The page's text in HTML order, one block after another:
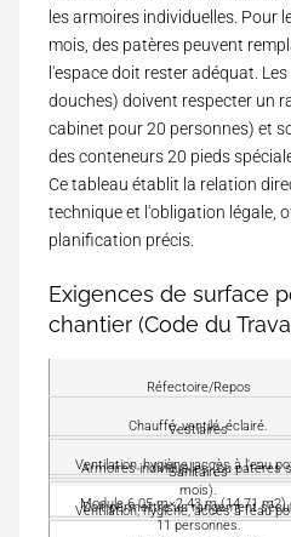
les armoires individuelles. Pour
mois, des patères peuvent
l'espace doit rester adéquat.
douches) doivent respecter un
cabinet pour 20 personnes) et
des conteneurs 20 pieds
Ce tableau établit la relation
technique et l'obligation légale,
planification précis.
Exigences de surface
chantier (Code du
a
l
E
x
Réfectoire/Repos
Chauffé, ventilé, éclairé.
Ventilation, hygiène, accès à l'eau
Module 6.05 m×2.43 m (14.71 m2)
11 personnes.
Vestiaires
Armoires individuelles (ou patères
mois).
Doit permettre un rangement
Sanitaires
Ventilation, hygiène, accès à l'eau